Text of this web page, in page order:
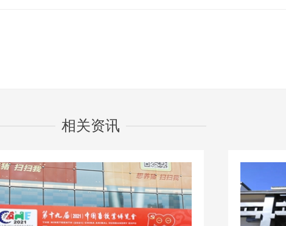
相关资讯